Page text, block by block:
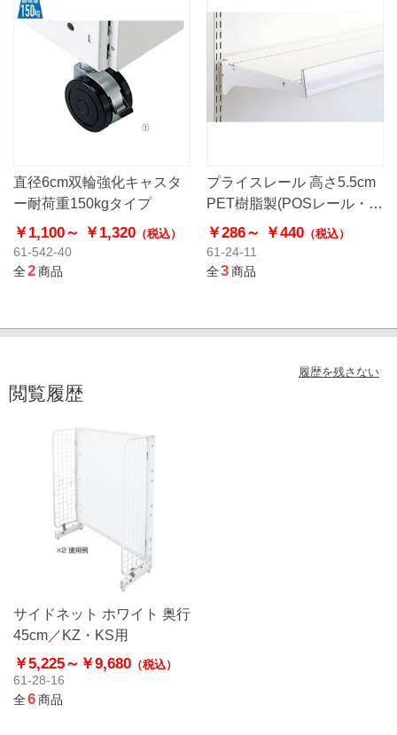
直径6cm双輪強化キャスタ
ー耐荷重150kgタイプ
￥1,100～ ￥1,320 （税込）
61-542-40
全2商品
プライスレール 高さ5.5cm
PET樹脂製(POSレール・棚
用こぼれ止め)
￥286～ ￥440（税込）
61-24-11
全3商品
履歴を残さない
閲覧履歴
サイドネット ホワイト 奥行
45cm／KZ・KS用
￥5,225～ ￥9,680 （税込）
61-28-16
全6商品